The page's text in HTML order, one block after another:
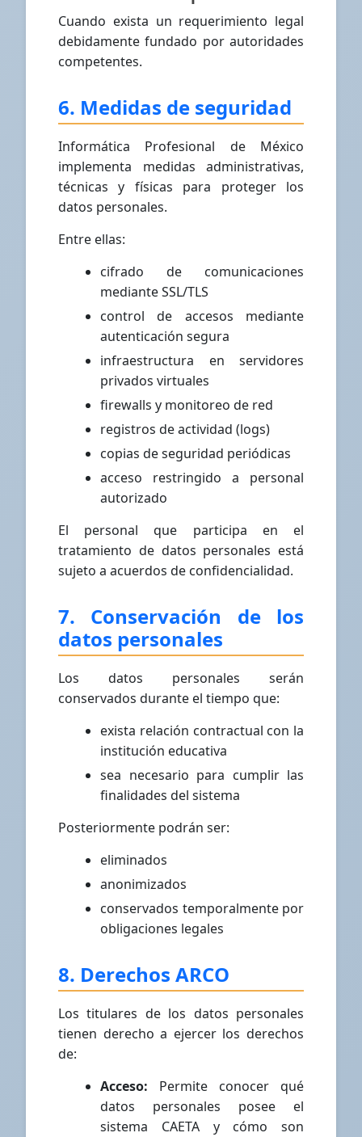
Cuando exista un requerimiento legal
debidamente fundado por autoridades
competentes.
6. Medidas de seguridad
Informática Profesional de México
implementa medidas administrativas,
técnicas y físicas para proteger los
datos personales.
Entre ellas:
cifrado de comunicaciones
mediante SSL/TLS
control de accesos mediante
autenticación segura
infraestructura en servidores
privados virtuales
firewalls y monitoreo de red
registros de actividad (logs)
copias de seguridad periódicas
acceso restringido a personal
autorizado
El personal que participa en el
tratamiento de datos personales está
sujeto a acuerdos de confidencialidad.
7. Conservación de los
datos personales
Los datos personales serán
conservados durante el tiempo que:
exista relación contractual con la
institución educativa
sea necesario para cumplir las
finalidades del sistema
Posteriormente podrán ser:
eliminados
anonimizados
conservados temporalmente por
obligaciones legales
8. Derechos ARCO
Los titulares de los datos personales
tienen derecho a ejercer los derechos
de:
Acceso: Permite conocer qué
datos personales posee el
sistema CAETA y cómo son